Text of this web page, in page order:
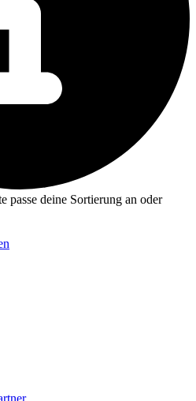
passe deine Sortierung an oder